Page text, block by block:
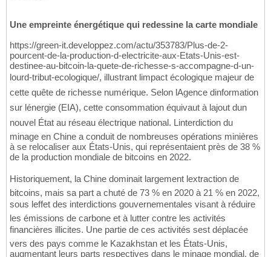
Une empreinte énergétique qui redessine la carte mondiale
https://green-it.developpez.com/actu/353783/Plus-de-2-
pourcent-de-la-production-d-electricite-aux-Etats-Unis-est-
destinee-au-bitcoin-la-quete-de-richesse-s-accompagne-d-un-
lourd-tribut-ecologique/, illustrant limpact écologique majeur de
cette quête de richesse numérique. Selon lAgence dinformation
sur lénergie (EIA), cette consommation équivaut à lajout dun
nouvel État au réseau électrique national. Linterdiction du
minage en Chine a conduit de nombreuses opérations minières
à se relocaliser aux États-Unis, qui représentaient près de 38 %
de la production mondiale de bitcoins en 2022.
Historiquement, la Chine dominait largement lextraction de
bitcoins, mais sa part a chuté de 73 % en 2020 à 21 % en 2022,
sous leffet des interdictions gouvernementales visant à réduire
les émissions de carbone et à lutter contre les activités
financières illicites. Une partie de ces activités sest déplacée
vers des pays comme le Kazakhstan et les États-Unis,
augmentant leurs parts respectives dans le minage mondial, de